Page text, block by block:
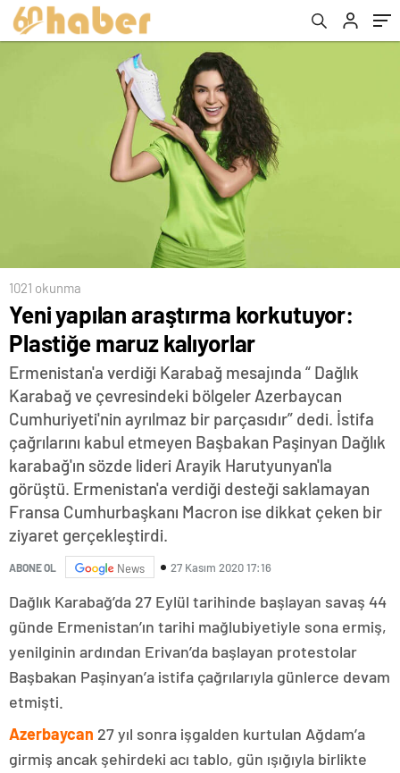
1021 okunma
Yeni yapılan araştırma korkutuyor:
Plastiğe maruz kalıyorlar
Ermenistan'a verdiği Karabağ mesajında “ Dağlık
Karabağ ve çevresindeki bölgeler Azerbaycan
Cumhuriyeti'nin ayrılmaz bir parçasıdır” dedi. İstifa
çağrılarını kabul etmeyen Başbakan Paşinyan Dağlık
karabağ'ın sözde lideri Arayik Harutyunyan'la
görüştü. Ermenistan'a verdiği desteği saklamayan
Fransa Cumhurbaşkanı Macron ise dikkat çeken bir
ziyaret gerçekleştirdi.
ABONE OL News 27 Kasım 2020 17:16
Dağlık Karabağ’da 27 Eylül tarihinde başlayan savaş 44
günde Ermenistan’ın tarihi mağlubiyetiyle sona ermiş,
yenilginin ardından Erivan’da başlayan protestolar
Başbakan Paşinyan’a istifa çağrılarıyla günlerce devam
etmişti.
Azerbaycan 27 yıl sonra işgalden kurtulan Ağdam’a
girmiş ancak şehirdeki acı tablo, gün ışığıyla birlikte